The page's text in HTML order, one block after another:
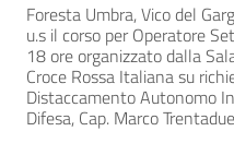
Foresta Umbra, Vico del
u.s il corso per Operatore
18 ore organizzato dalla
Croce Rossa Italiana su
Distaccamento Autonomo
Difesa, Cap. Marco